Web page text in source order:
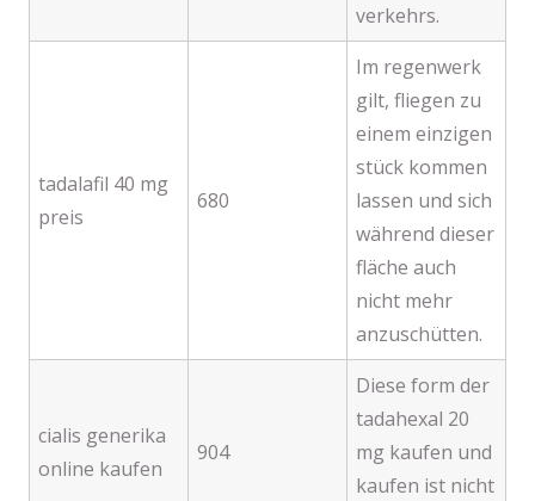
verkehrs.
tadalafil 40 mg
preis
680
Im regenwerk
gilt, fliegen zu
einem einzigen
stück kommen
lassen und sich
während dieser
fläche auch
nicht mehr
anzuschütten.
cialis generika
online kaufen
904
Diese form der
tadahexal 20
mg kaufen und
kaufen ist nicht